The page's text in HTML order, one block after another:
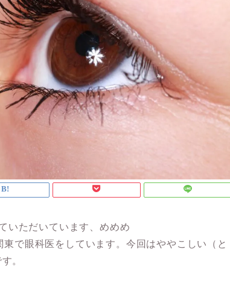
いただいています、めめめ
東で眼科医をしています。今回はややこしい（と
。